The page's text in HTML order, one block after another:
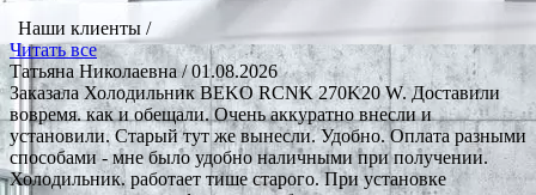
Наши клиенты /
Читать все
Татьяна Николаевна/ 01.08.2026
Заказала Холодильник BEKO RCNK 270K20 W. Доставили
вовремя. как и обещали. Очень аккуратно внесли и
установили. Старый тут же вынесли. Удобно. Оплата разными
способами - мне было удобно наличными при получении.
Холодильник. работает тише старого. При установке